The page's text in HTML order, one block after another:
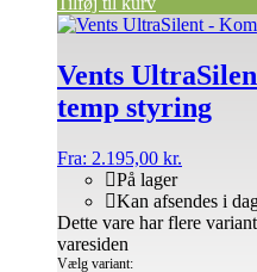
Vents
temp styring
Fra: 2.195,00 kr.
På lager
Kan afsendes i
Vælg variant:
Dette vare har flere
varesiden